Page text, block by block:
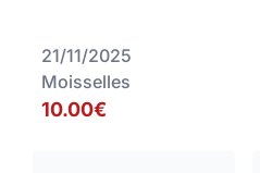
21/11/2025
Moisselles
10.00€